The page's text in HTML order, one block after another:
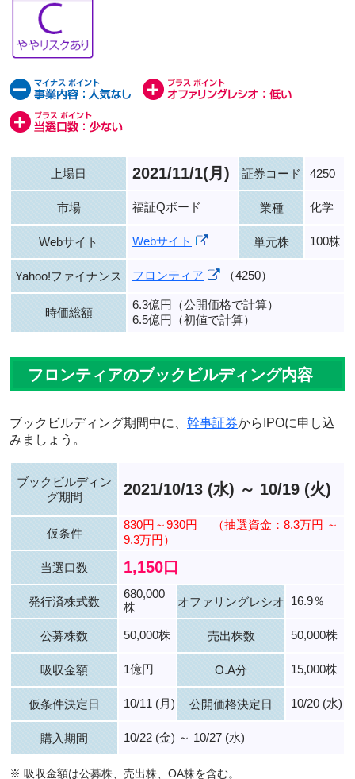
上場日 2021/11/1(月) 証券コード 4250
市場 福証Qボード 業種 化学
Webサイト Webサイト 単元株 100株
Yahoo!ファイナンス フロンティア （4250）
時価総額
6.3億円（公開価格で計算）
6.5億円（初値で計算）
フロンティアのブックビルディング内容
ブックビルディング期間中に、 幹事証券からIPOに申し込
みましょう。
ブックビルディン
グ期間
2021/10/13 (水) ～ 10/19 (火)
仮条件
830円～930円
（抽選資金：8.3万円 ～
9.3万円）
当選口数 1,150口
発行済株式数
680,000
株
オファリングレシオ 16.9％
公募株数 50,000株 売出株数 50,000株
吸収金額 1億円 O.A分 15,000株
仮条件決定日 10/11 (月) 公開価格決定日 10/20 (水)
購入期間 10/22 (金) ～ 10/27 (水)
※ 吸収金額は公募株、売出株、OA株を含む。